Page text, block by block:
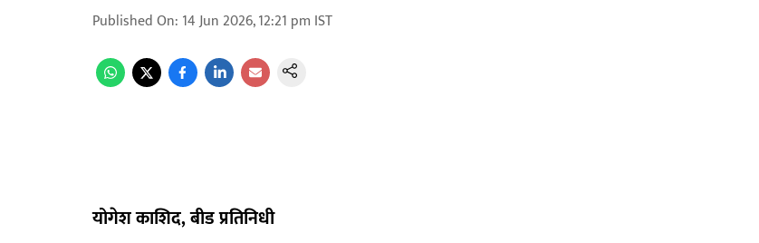
Published On: 14 Jun 2026, 12:21 pm IST
योगेश काशिद, बीड प्रतिनिधी